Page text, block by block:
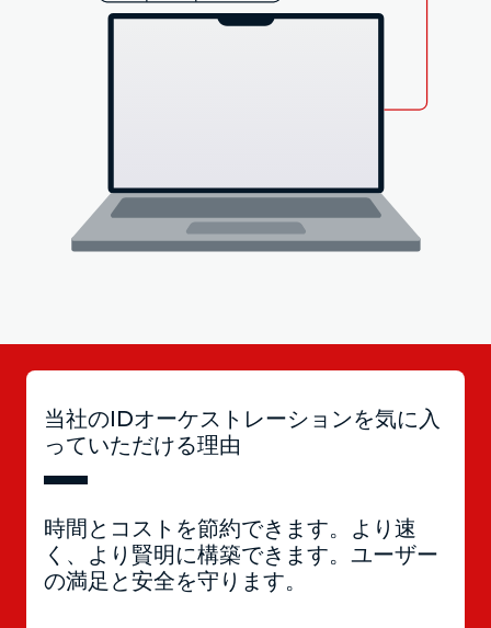
当社のIDオーケストレーションを気に入
っていただける理由
時間とコストを節約できます。より速
く、より賢明に構築できます。ユーザー
の満足と安全を守ります。